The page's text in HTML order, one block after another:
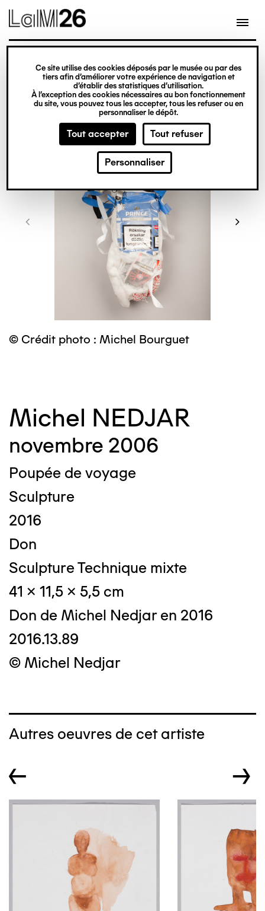
Gestion des cookies
Ce site utilise des cookies déposés par le musée ou par des
tiers afin d’améliorer votre expérience de navigation et
d’établir des statistiques d’utilisation.
À l’exception des cookies nécessaires au bon fonctionnement
du site, vous pouvez tous les accepter, tous les refuser ou en
personnaliser le dépôt.
Tout accepter Tout refuser
Personnaliser
contenu
© Crédit photo : Michel Bourguet
Michel NEDJAR
novembre 2006
Poupée de voyage
Sculpture
2016
Don
Sculpture Technique mixte
41 x 11,5 x 5,5 cm
Don de Michel Nedjar en 2016
2016.13.89
© Michel Nedjar
Autres oeuvres de cet artiste
← →